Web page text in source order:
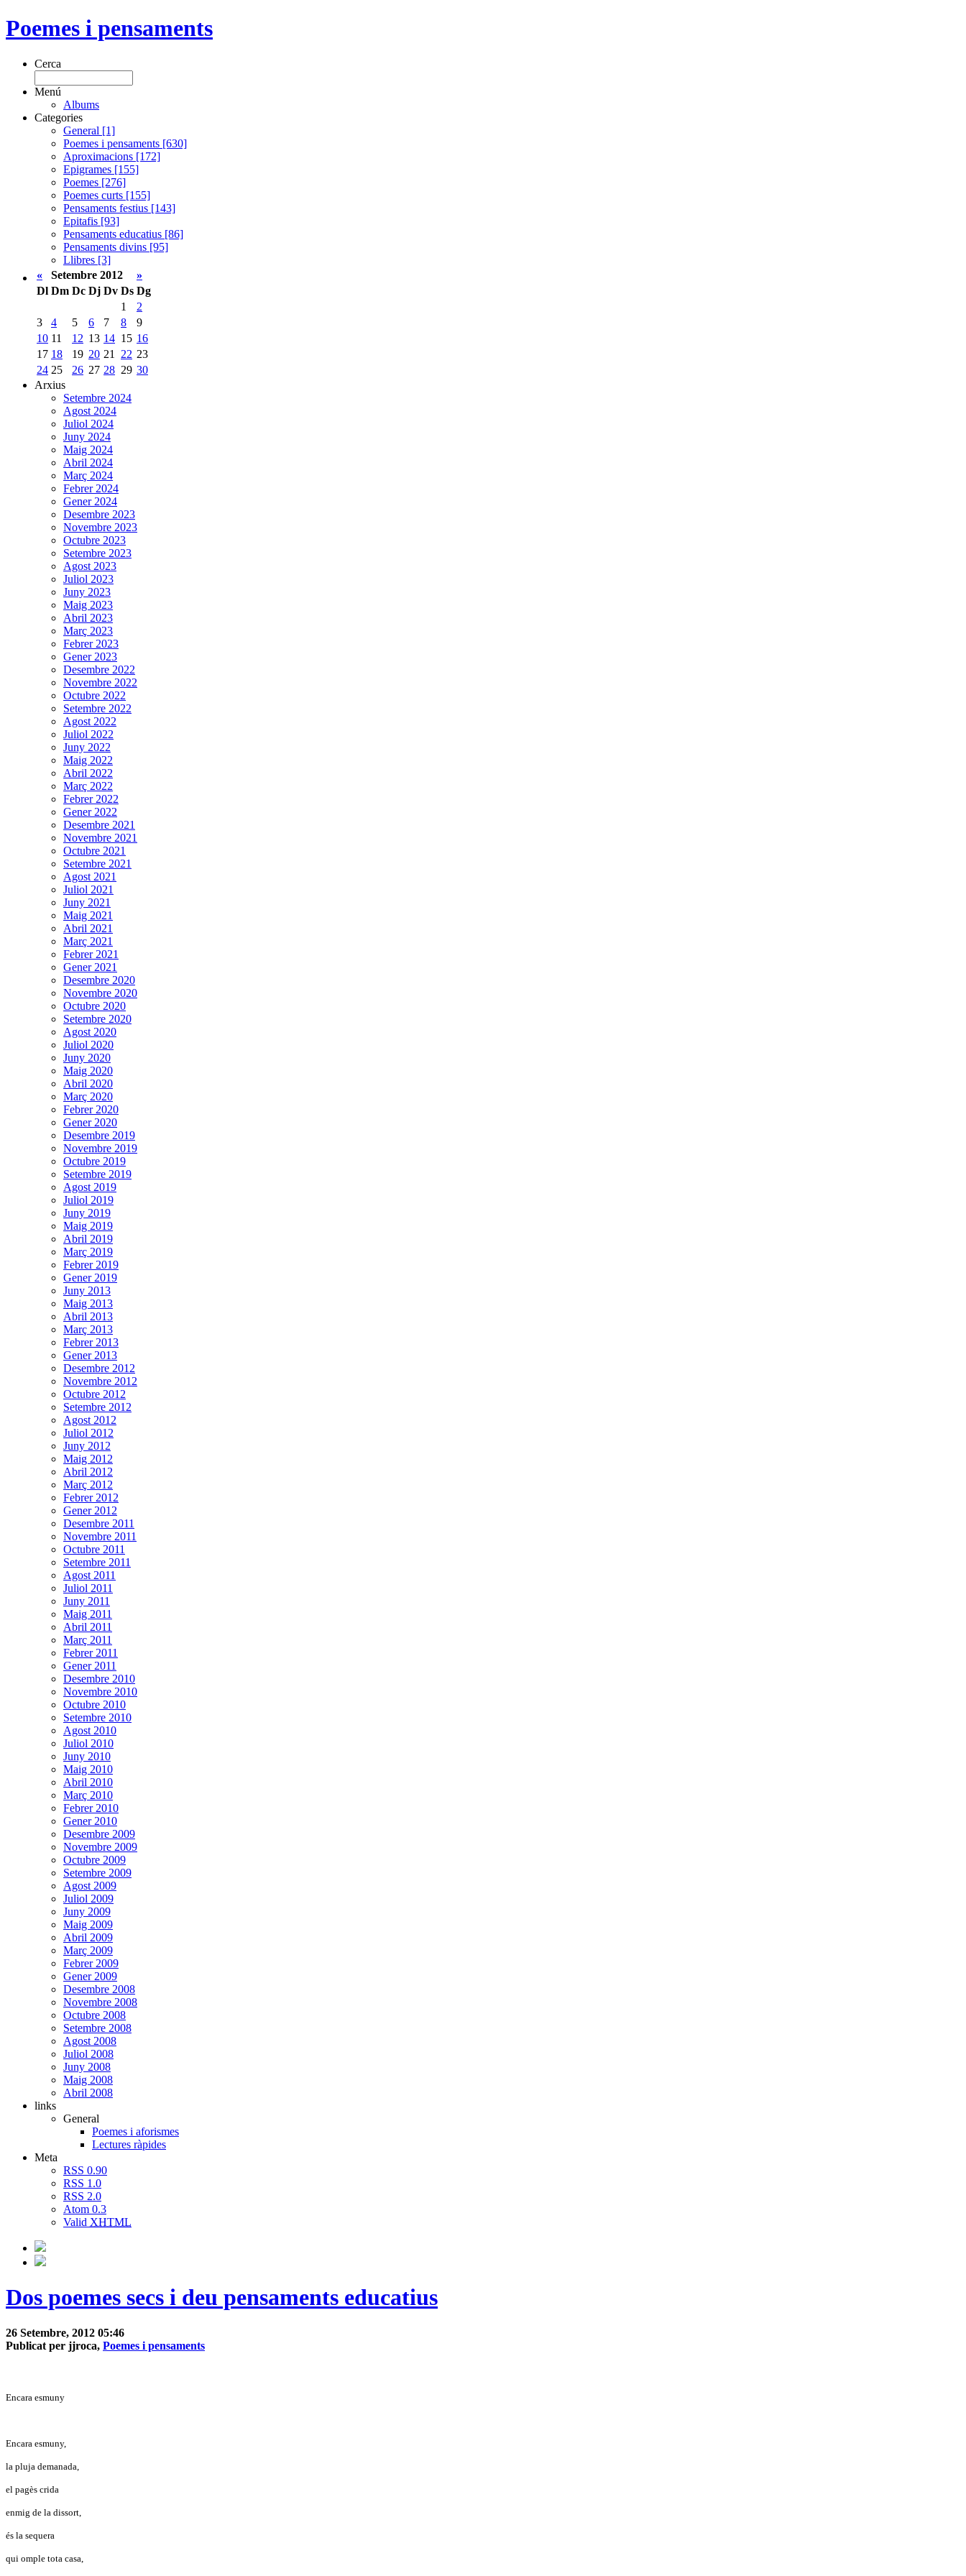
Poemes i pensaments
Cerca
Menú
Albums
Categories
General [1]
Poemes i pensaments [630]
Aproximacions [172]
Epigrames [155]
Poemes [276]
Poemes curts [155]
Pensaments festius [143]
Epitafis [93]
Pensaments educatius [86]
Pensaments divins [95]
Llibres [3]
«
Setembre 2012
»
Dl Dm Dc Dj Dv Ds Dg
1
2
3
4 5 6 7 8
9
10 11 12 13 14 15 16
17 18 19 20 21 22 23
24 25 26 27 28 29 30
Arxius
Setembre 2024
Agost 2024
Juliol 2024
Juny 2024
Maig 2024
Abril 2024
Març 2024
Febrer 2024
Gener 2024
Desembre 2023
Novembre 2023
Octubre 2023
Setembre 2023
Agost 2023
Juliol 2023
Juny 2023
Maig 2023
Abril 2023
Març 2023
Febrer 2023
Gener 2023
Desembre 2022
Novembre 2022
Octubre 2022
Setembre 2022
Agost 2022
Juliol 2022
Juny 2022
Maig 2022
Abril 2022
Març 2022
Febrer 2022
Gener 2022
Desembre 2021
Novembre 2021
Octubre 2021
Setembre 2021
Agost 2021
Juliol 2021
Juny 2021
Maig 2021
Abril 2021
Març 2021
Febrer 2021
Gener 2021
Desembre 2020
Novembre 2020
Octubre 2020
Setembre 2020
Agost 2020
Juliol 2020
Juny 2020
Maig 2020
Abril 2020
Març 2020
Febrer 2020
Gener 2020
Desembre 2019
Novembre 2019
Octubre 2019
Setembre 2019
Agost 2019
Juliol 2019
Juny 2019
Maig 2019
Abril 2019
Març 2019
Febrer 2019
Gener 2019
Juny 2013
Maig 2013
Abril 2013
Març 2013
Febrer 2013
Gener 2013
Desembre 2012
Novembre 2012
Octubre 2012
Setembre 2012
Agost 2012
Juliol 2012
Juny 2012
Maig 2012
Abril 2012
Març 2012
Febrer 2012
Gener 2012
Desembre 2011
Novembre 2011
Octubre 2011
Setembre 2011
Agost 2011
Juliol 2011
Juny 2011
Maig 2011
Abril 2011
Març 2011
Febrer 2011
Gener 2011
Desembre 2010
Novembre 2010
Octubre 2010
Setembre 2010
Agost 2010
Juliol 2010
Juny 2010
Maig 2010
Abril 2010
Març 2010
Febrer 2010
Gener 2010
Desembre 2009
Novembre 2009
Octubre 2009
Setembre 2009
Agost 2009
Juliol 2009
Juny 2009
Maig 2009
Abril 2009
Març 2009
Febrer 2009
Gener 2009
Desembre 2008
Novembre 2008
Octubre 2008
Setembre 2008
Agost 2008
Juliol 2008
Juny 2008
Maig 2008
Abril 2008
links
General
Poemes i aforismes
Lectures ràpides
Meta
RSS 0.90
RSS 1.0
RSS 2.0
Atom 0.3
Valid XHTML
Dos poemes secs i deu pensaments educatius
26 Setembre, 2012 05:46
Publicat per jjroca, Poemes i pensaments
Encara esmuny
Encara esmuny,
la pluja demanada,
el pagès crida
enmig de la dissort,
és la sequera
qui omple tota casa,